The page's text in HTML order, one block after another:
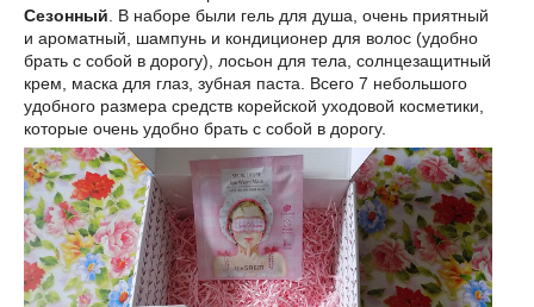
Сезонный. В наборе были гель для душа, очень приятный
и ароматный, шампунь и кондиционер для волос (удобно
брать с собой в дорогу), лосьон для тела, солнцезащитный
крем, маска для глаз, зубная паста. Всего 7 небольшого
удобного размера средств корейской уходовой косметики,
которые очень удобно брать с собой в дорогу.